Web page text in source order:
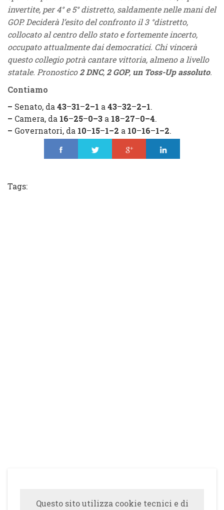
invertite, per 4° e 5° distretto, saldamente nelle mani del
GOP. Deciderà l’esito del confronto il 3 °distretto,
collocato al centro dello stato e fortemente incerto,
occupato attualmente dai democratici. Chi vincerà
questo collegio potrà cantare vittoria, almeno a livello
statale. Pronostico2 DNC, 2 GOP, un Toss-Upassoluto.
Contiamo
– Senato, da 43–31–2–1 a 43–32–2–1.
– Camera, da 16–25–0–3 a 18–27–0–4.
– Governatori, da 10–15–1–2 a 10–16–1–2.
Tags:
Questo sito utilizza cookie tecnici e di